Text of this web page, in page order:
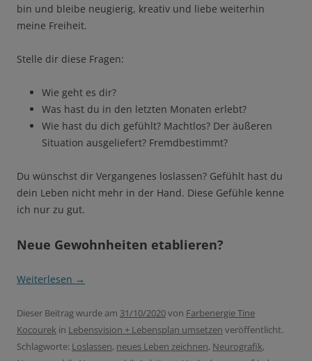
bin und bleibe neugierig, kreativ und liebe weiterhin
meine Freiheit.
Stelle dir diese Fragen:
Wie geht es dir?
Was hast du in den letzten Monaten erlebt?
Wie hast du dich gefühlt? Machtlos? Der äußeren
Situation ausgeliefert? Fremdbestimmt?
Du wünschst dir Vergangenes loslassen? Gefühlt hast du
dein Leben nicht mehr in der Hand. Diese Gefühle kenne
ich nur zu gut.
Neue Gewohnheiten etablieren?
Weiterlesen →
Dieser Beitrag wurde am 31/10/2020von Farbenergie Tine
Kocourek in Lebensvision + Lebensplan umsetzen veröffentlicht.
Schlagworte: Loslassen, neues Leben zeichnen, Neurografik,